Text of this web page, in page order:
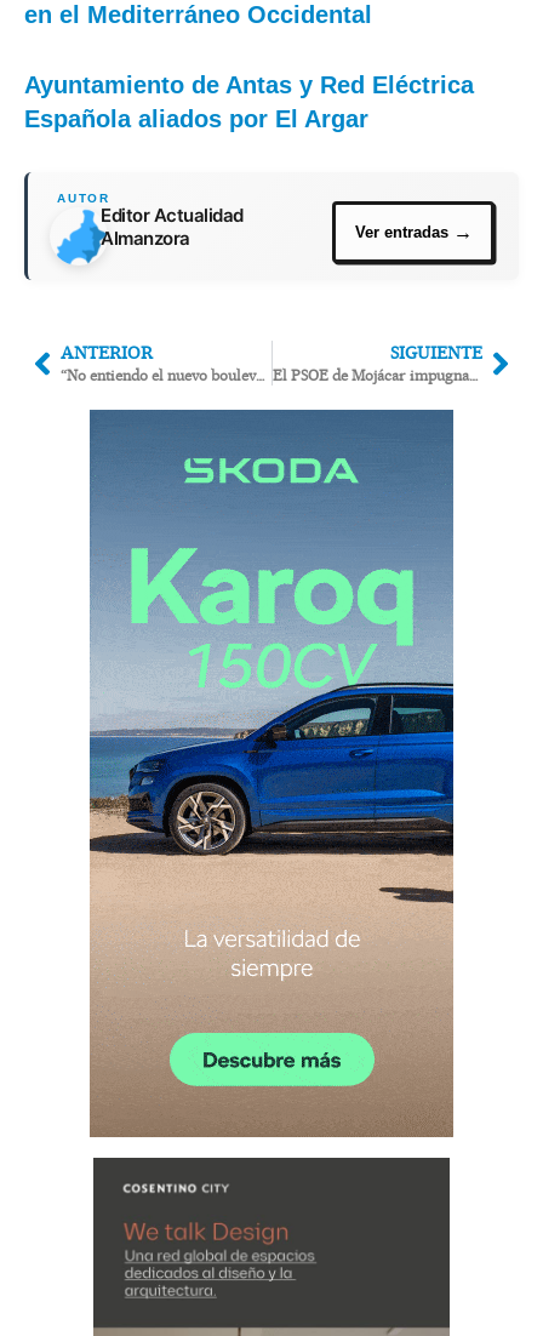
en el Mediterráneo Occidental
Ayuntamiento de Antas y Red Eléctrica
Española aliados por El Argar
Editor Actualidad
Almanzora
ANTERIOR
“No entiendo el nuevo boulevard entre Las Buganvillas y Cuevas sin dos carriles en cada dirección”
SIGUIENTE
El PSOE de Mojácar impugnará el pleno que aprobó la construcción de una pasarela-mirador en el rio Aguas